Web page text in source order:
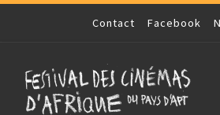
Skip to contentContact Facebook